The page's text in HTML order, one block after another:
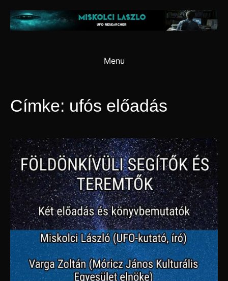
content
Menu
Címke: ufós előadás